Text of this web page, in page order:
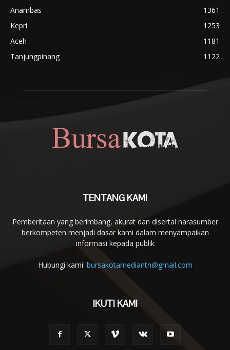
Anambas
1361
Kepri
1253
Aceh
1181
Tanjungpinang
1122
TENTANG KAMI
Pemberitaan yang berimbang, akurat dan disertai narasumber
berkompeten menjadi dasar kami dalam menyampaikan
informasi kepada publik
Hubungi kami: bursakotamediantn@gmail.com
IKUTI KAMI